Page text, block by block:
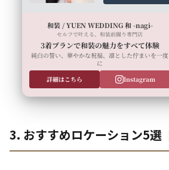
和装 / YUEN WEDDING 和 -nagi-
セルフで叶える、和装前撮り専門店
3着プランで和装の魅力をすべて体験
純白の誓い、華やかな祝福、凛とした佇まいを一度
に
詳細はこちら
Instagram
3. おすすめロケーション5選